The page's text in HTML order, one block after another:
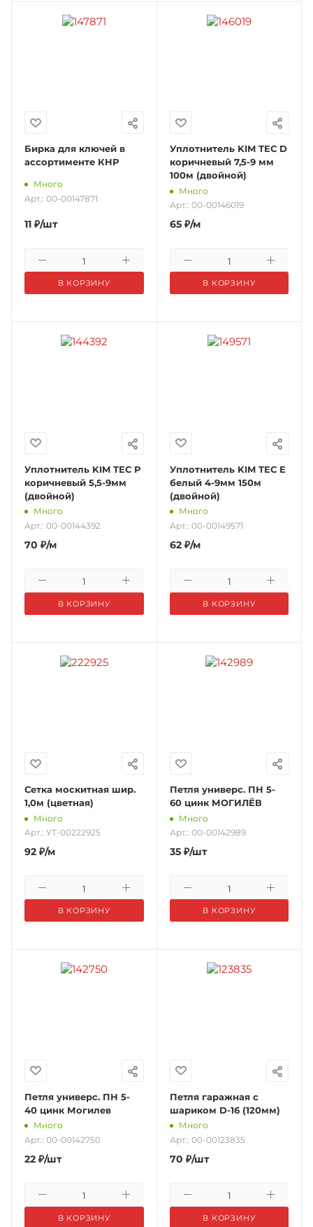
Бирка для ключей в
ассортименте КНР
Много
Арт.: 00-00147871
11 ₽/шт
В КОРЗИНУ
Уплотнитель KIM TEC D
коричневый 7,5-9 мм
100м (двойной)
Много
Арт.: 00-00146019
65₽/м
В КОРЗИНУ
Уплотнитель KIM TEC Р
коричневый 5,5-9мм
(двойной)
Много
Арт.: 00-00144392
70 ₽/м
В КОРЗИНУ
Уплотнитель KIM TEC Е
белый 4-9мм 150м
(двойной)
Много
Арт.: 00-00149571
62₽/м
В КОРЗИНУ
Сетка москитная шир.
1,0м (цветная)
Много
Арт.: УТ-00222925
92 ₽/м
В КОРЗИНУ
Петля универс. ПН 5-
60 цинк МОГИЛЁВ
Много
Арт.: 00-00142989
35₽/шт
В КОРЗИНУ
Петля универс. ПН 5-
40 цинк Могилев
Много
Арт.: 00-00142750
22 ₽/шт
В КОРЗИНУ
Петля гаражная с
шариком D-16 (120мм)
Много
Арт.: 00-00123835
70 ₽/шт
В КОРЗИНУ